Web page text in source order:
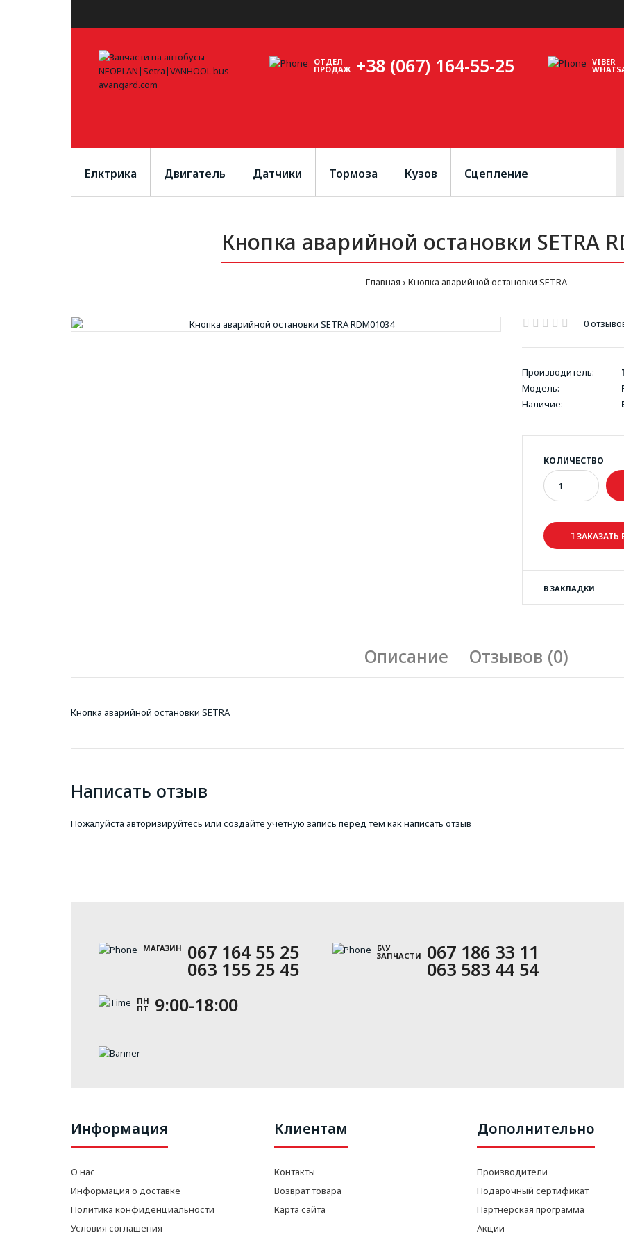
ОТДЕЛ
ПРОДАЖ +38 (067) 164-55-25 VIBER
Елктрика Двигатель Датчики Тормоза Кузов Сцепление
Кнопка аварийной остановки SETRA
Главная Кнопка аварийной остановки SETRA
0
Производитель:
Модель:
Наличие:
КОЛИЧЕСТВО
ЗАКАЗАТЬ
В ЗАКЛАДКИ
Описание Отзывов (0)
Кнопка аварийной остановки SETRA
Написать отзыв
Пожалуйста авторизируйтесь или создайте учетную запись перед тем как написать отзыв
МАГАЗИН 067 164 55 25
063 155 25 45
Б\У
ЗАПЧАСТИ 067 186 33 11
063 583 44 54
ПН
ПТ 9:00-18:00
Информация
О нас
Информация о доставке
Политика конфиденциальности
Условия соглашения
Клиентам
Контакты
Возврат товара
Карта сайта
Дополнительно
Производители
Подарочный сертификат
Партнерская программа
Акции